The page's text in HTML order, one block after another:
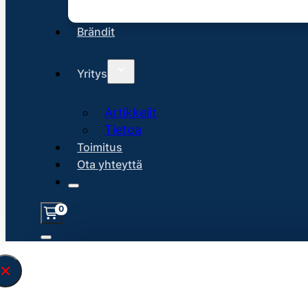
Brändit
Yritys
Artikkelit
Tietoa
Toimitus
Ota yhteyttä
0